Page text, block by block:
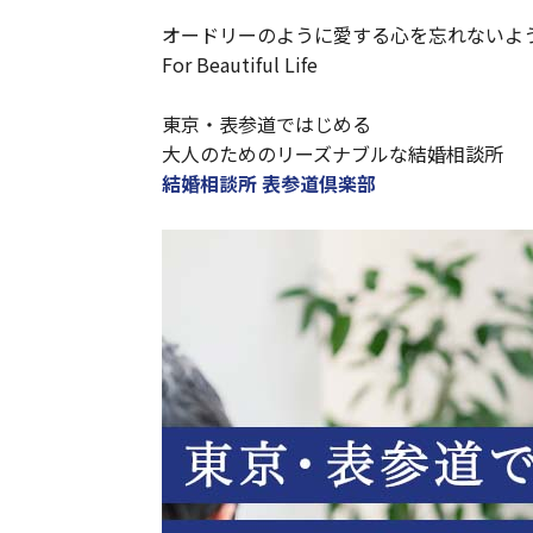
オードリーのように愛する心を忘れないよ
For Beautiful Life
東京・表参道ではじめる
大人のためのリーズナブルな結婚相談所
結婚相談所 表参道倶楽部